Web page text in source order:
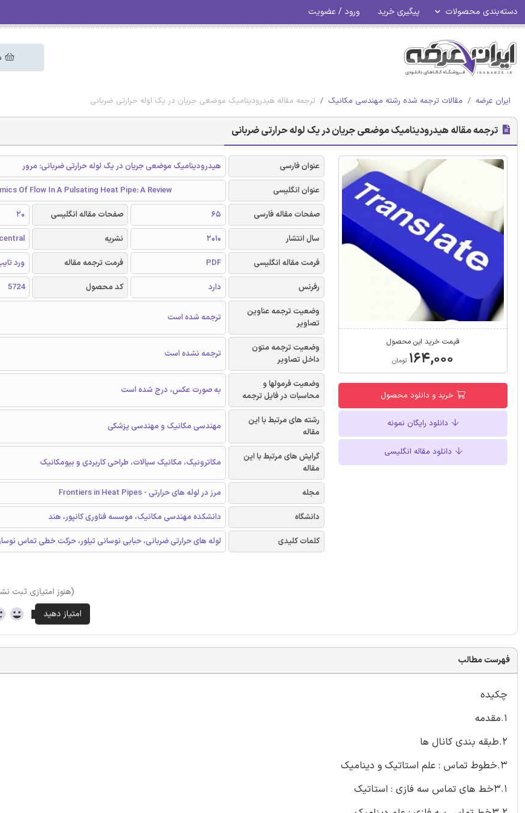
دسته‌بندی محصولات پیگیری خرید ورود / عضویت
ایران عرضه مقالات ترجمه شده رشته مهندسی مکانیک ترجمه مقاله هیدرودینامیک موضعی جریان در یک لوله حرارتی ضربانی
ترجمه مقاله هیدرودینامیک موضعی جریان در یک لوله حرارتی ضربانی
قیمت خرید این محصول
۱۶۴,۰۰۰ تومان
خرید و دانلود محصول
دانلود رایگان نمونه
دانلود مقاله انگلیسی
عنوان فارسی
هیدرودینامیک موضعی جریان در یک لوله حرارتی ضربانی: مرور
عنوان انگلیسی
Of Flow In A Pulsating Heat Pipe: A Review
صفحات مقاله فارسی
65 صفحات مقاله انگلیسی
20
سال انتشار
2010 نشریه
فرمت مقاله انگلیسی
PDF فرمت ترجمه مقاله
ورد
رفرنس
دارد کد محصول
5724
وضعیت ترجمه عناوین
تصاویر
ترجمه شده است
وضعیت ترجمه متون
داخل تصاویر
ترجمه نشده است
وضعیت فرمولها و
محاسبات در فایل ترجمه
به صورت عکس، درج شده است
رشته های مرتبط با این
مقاله
مهندسی مکانیک و مهندسی پزشکی
گرایش های مرتبط با این
مقاله
مکاترونیک، مکانیک سیالات، طراحی کاربردی و بیومکانیک
مجله
مرز در لوله های حرارتی - Frontiers in Heat Pipes
دانشگاه
دانشکده مهندسی مکانیک، موسسه فناوری کانپور، هند
کلمات کلیدی
لوله های حرارتی ضربانی، حبابی نوسانی تیلور، حرکت خطی تماس
(هنوز امتیازی ثبت
فهرست مطالب
چکیده
1.مقدمه
2.طبقه بندی کانال ها
3.خطوط تماس : علم استاتیک و دینامیک
3.1خط های تماس سه فازی : استاتیک